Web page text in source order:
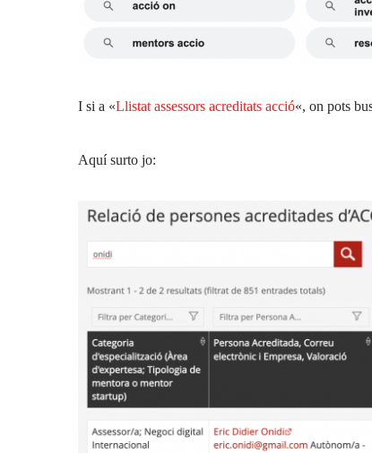
I si a «Llistat assessors acreditats acció«, on pots
Aquí surto jo: